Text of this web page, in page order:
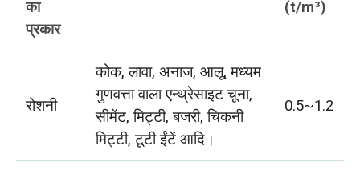
का
प्रकार
(t/m³)
रोशनी
कोक, लावा, अनाज, आलू, मध्यम
गुणवत्ता वाला एन्थ्रेसाइट चूना,
सीमेंट, मिट्टी, बजरी, चिकनी
मिट्टी, टूटी ईंटें आदि।
0.5~1.2